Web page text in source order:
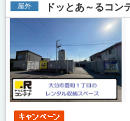
屋外 ドッとあ～るコン